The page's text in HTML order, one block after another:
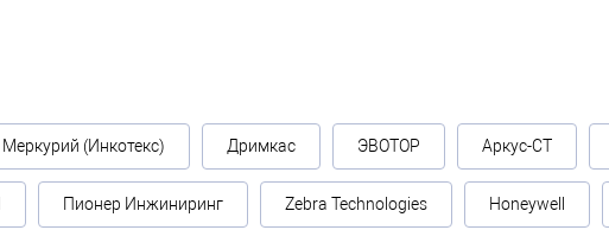
Меркурий (Инкотекс) Дримкас ЭВОТОР Аркус-СТ
Пионер Инжиниринг Zebra Technologies Honeywell